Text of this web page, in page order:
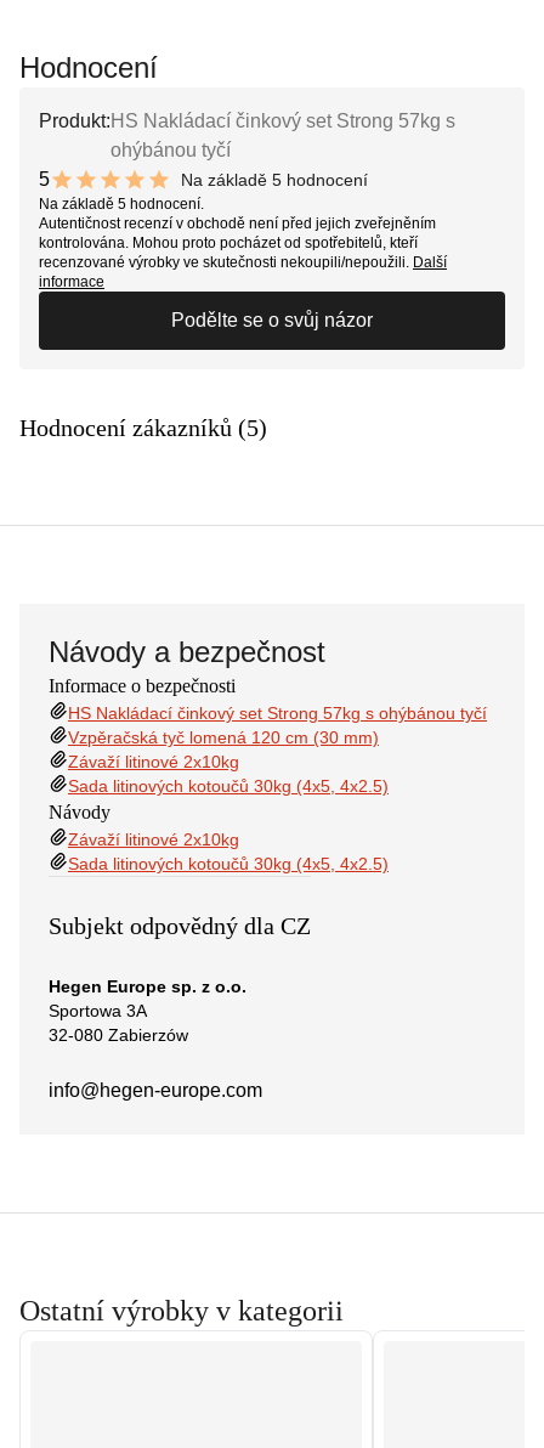
Hodnocení
Produkt: HS Nakládací činkový set Strong 57kg s
ohýbánou tyčí
5
10 out of 10 stars
Na základě 5 hodnocení
Na základě 5 hodnocení.
Autentičnost recenzí v obchodě není před jejich zveřejněním
kontrolována. Mohou proto pocházet od spotřebitelů, kteří
recenzované výrobky ve skutečnosti nekoupili/nepoužili. Další
informace
Podělte se o svůj názor
Hodnocení zákazníků (5)
Návody a bezpečnost
Informace o bezpečnosti
HS Nakládací činkový set Strong 57kg s ohýbánou tyčí
Vzpěračská tyč lomená 120 cm (30 mm)
Závaží litinové 2x10kg
​Sada litinových kotoučů 30kg (4x5, 4x2.5)
Návody
Závaží litinové 2x10kg
​Sada litinových kotoučů 30kg (4x5, 4x2.5)
Subjekt odpovědný dla CZ
Hegen Europe sp. z o.o.
Sportowa 3A
32-080 Zabierzów
info@hegen-europe.com
Ostatní výrobky v kategorii